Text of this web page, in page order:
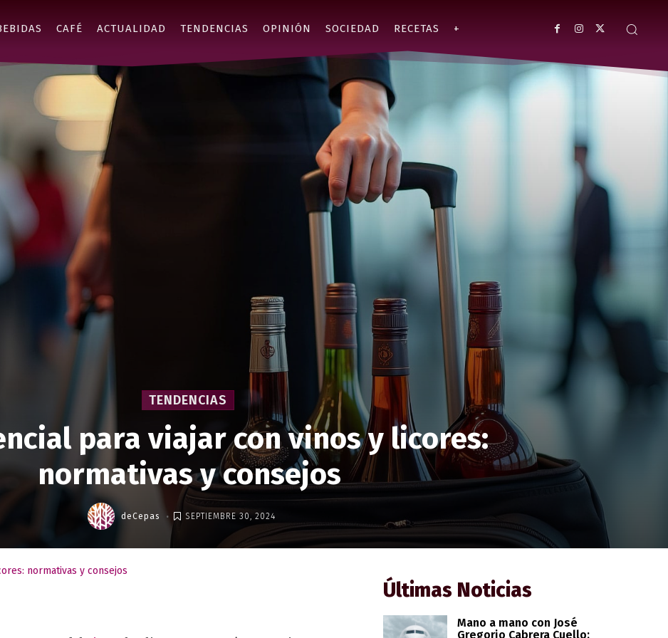
CAFÉ ACTUALIDAD TENDENCIAS OPINIÓN SOCIEDAD RECETAS +
TENDENCIAS
para viajar con vinos y licores:
normativas y consejos
deCepas . SEPTIEMBRE 30, 2024
normativas y consejos
Últimas Noticias
Mano a mano con José
Gregorio Cabrera Cuello: